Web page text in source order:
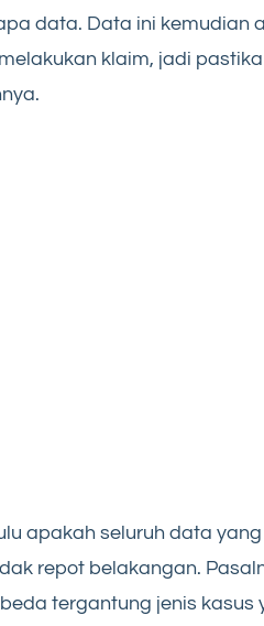
data. Data ini kemudian
klaim, jadi
apakah seluruh data yang
repot belakangan.
tergantung jenis kasus